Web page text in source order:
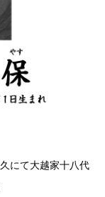
にて大越家十八代